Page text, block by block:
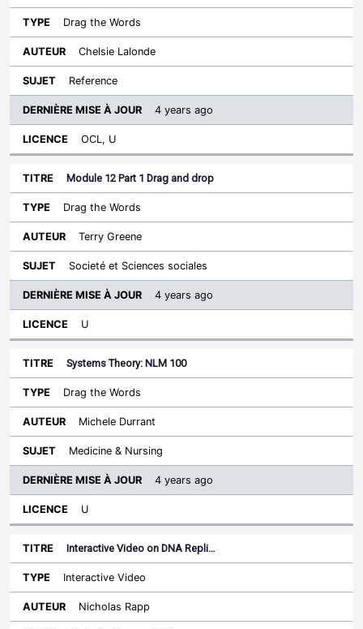
Drag the Words
Chelsie Lalonde
Reference
4 years ago
OCL, U
Module 12 Part 1 Drag and drop
Drag the Words
Terry Greene
Societé et Sciences sociales
4 years ago
U
Systems Theory: NLM 100
Drag the Words
Michele Durrant
Medicine & Nursing
4 years ago
U
Interactive Video on DNA Repli…
Interactive Video
Nicholas Rapp